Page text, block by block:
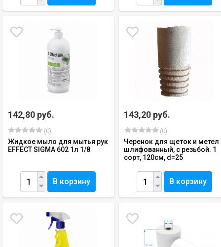
142,80 руб.
(0)
Жидкое мыло для мытья рук
EFFECT SIGMA 602 1л 1/8
В корзину
143,20 руб.
(0)
Черенок для щеток и метел
шлифованный, с резьбой. 1
сорт, 120см, d=25
В корзину